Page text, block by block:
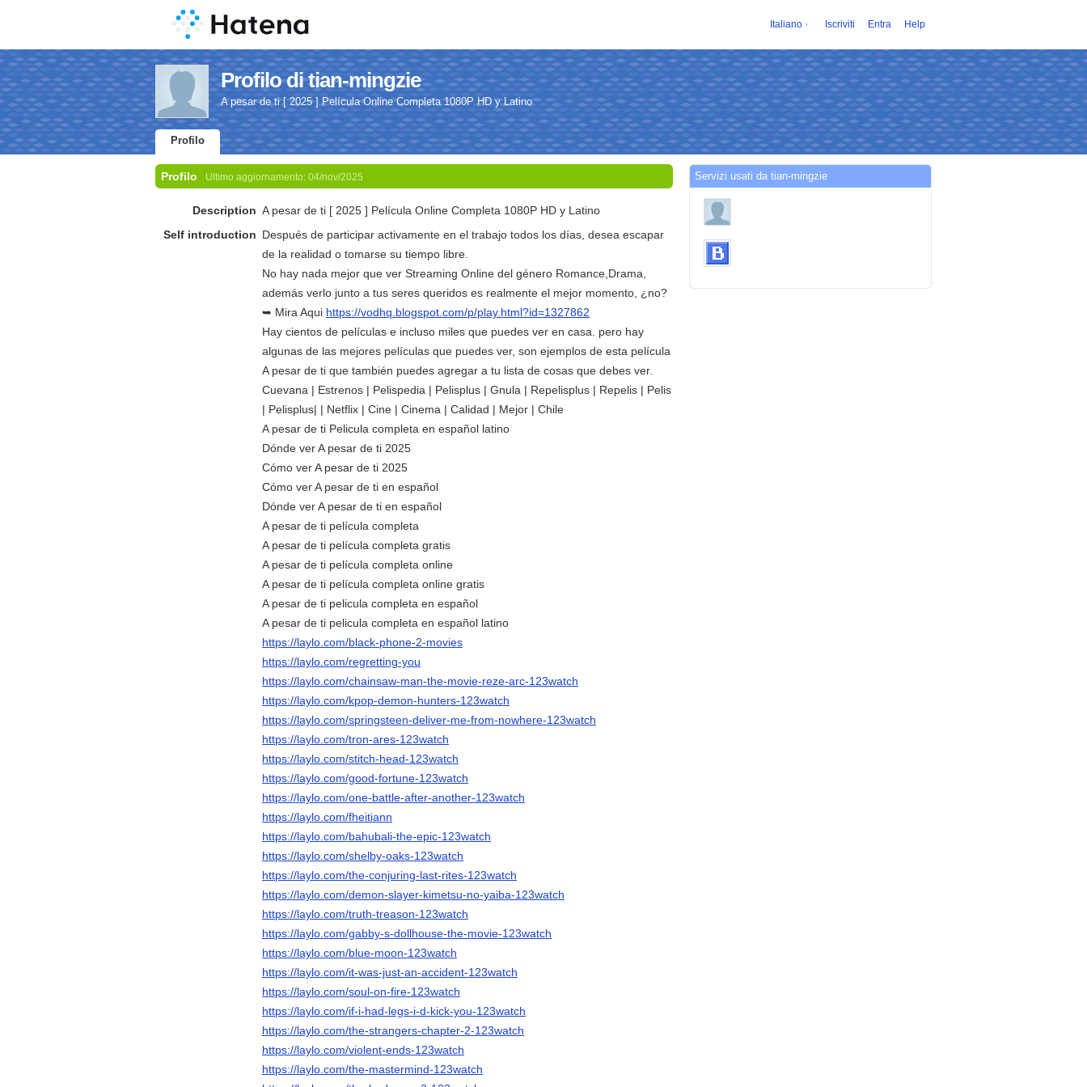
Italiano Iscriviti Entra Help
Profilo di tian-mingzie
A pesar de ti [ 2025 ] Película Online Completa 1080P HD y Latino
Profilo
Profilo Ultimo aggiornamento: 04/nov/2025
Description A pesar de ti [ 2025 ] Película Online Completa 1080P HD y Latino
Self introduction Después de participar activamente en el trabajo todos los días, desea escapar
de la realidad o tomarse su tiempo libre.
No hay nada mejor que ver Streaming Online del género Romance,Drama,
además verlo junto a tus seres queridos es realmente el mejor momento, ¿no?
➥ Mira Aqui https://vodhq.blogspot.com/p/play.html?id=1327862
Hay cientos de películas e incluso miles que puedes ver en casa. pero hay
algunas de las mejores películas que puedes ver, son ejemplos de esta película
A pesar de ti que también puedes agregar a tu lista de cosas que debes ver.
Cuevana | Estrenos | Pelispedia | Pelisplus | Gnula | Repelisplus | Repelis | Pelis
| Pelisplus| | Netflix | Cine | Cinema | Calidad | Mejor | Chile
A pesar de ti Pelicula completa en español latino
Dónde ver A pesar de ti 2025
Cómo ver A pesar de ti 2025
Cómo ver A pesar de ti en español
Dónde ver A pesar de ti en español
A pesar de ti película completa
A pesar de ti película completa gratis
A pesar de ti película completa online
A pesar de ti película completa online gratis
A pesar de ti pelicula completa en español
A pesar de ti pelicula completa en español latino
https://laylo.com/black-phone-2-movies
https://laylo.com/regretting-you
https://laylo.com/chainsaw-man-the-movie-reze-arc-123watch
https://laylo.com/kpop-demon-hunters-123watch
https://laylo.com/springsteen-deliver-me-from-nowhere-123watch
https://laylo.com/tron-ares-123watch
https://laylo.com/stitch-head-123watch
https://laylo.com/good-fortune-123watch
https://laylo.com/one-battle-after-another-123watch
https://laylo.com/fheitiann
https://laylo.com/bahubali-the-epic-123watch
https://laylo.com/shelby-oaks-123watch
https://laylo.com/the-conjuring-last-rites-123watch
https://laylo.com/demon-slayer-kimetsu-no-yaiba-123watch
https://laylo.com/truth-treason-123watch
https://laylo.com/gabby-s-dollhouse-the-movie-123watch
https://laylo.com/blue-moon-123watch
https://laylo.com/it-was-just-an-accident-123watch
https://laylo.com/soul-on-fire-123watch
https://laylo.com/if-i-had-legs-i-d-kick-you-123watch
https://laylo.com/the-strangers-chapter-2-123watch
https://laylo.com/violent-ends-123watch
https://laylo.com/the-mastermind-123watch
Servizi usati da tian-mingzie